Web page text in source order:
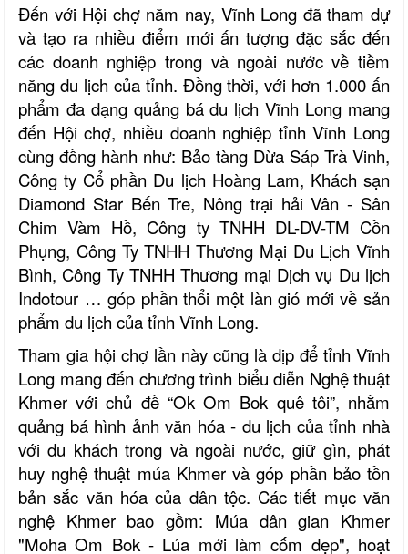
Đến với Hội chợ năm nay, Vĩnh Long đã tham dự
và tạo ra nhiều điểm mới ấn tượng đặc sắc đến
các doanh nghiệp trong và ngoài nước về tiềm
năng du lịch của tỉnh. Đồng thời, với hơn 1.000 ấn
phẩm đa dạng quảng bá du lịch Vĩnh Long mang
đến Hội chợ, nhiều doanh nghiệp tỉnh Vĩnh Long
cùng đồng hành như: Bảo tàng Dừa Sáp Trà Vinh,
Công ty Cổ phần Du lịch Hoàng Lam, Khách sạn
Diamond Star Bến Tre, Nông trại hải Vân - Sân
Chim Vàm Hồ, Công ty TNHH DL-DV-TM Cồn
Phụng, Công Ty TNHH Thương Mại Du Lịch Vĩnh
Bình, Công Ty TNHH Thương mại Dịch vụ Du lịch
Indotour … góp phần thổi một làn gió mới về sản
phẩm du lịch của tỉnh Vĩnh Long.
Tham gia hội chợ lần này cũng là dịp để tỉnh Vĩnh
Long mang đến chương trình biểu diễn Nghệ thuật
Khmer với chủ đề “Ok Om Bok quê tôi”, nhằm
quảng bá hình ảnh văn hóa - du lịch của tỉnh nhà
với du khách trong và ngoài nước, giữ gìn, phát
huy nghệ thuật múa Khmer và góp phần bảo tồn
bản sắc văn hóa của dân tộc. Các tiết mục văn
nghệ Khmer bao gồm: Múa dân gian Khmer
"Moha Om Bok - Lúa mới làm cốm dẹp", hoạt